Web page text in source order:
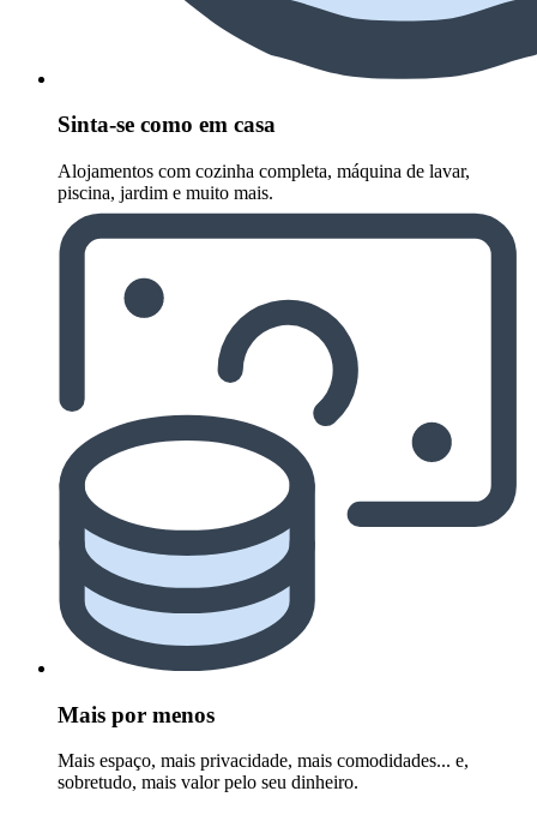
Sinta-se como em casa
Alojamentos com cozinha completa, máquina de lavar,
piscina, jardim e muito mais.
Mais por menos
Mais espaço, mais privacidade, mais comodidades... e,
sobretudo, mais valor pelo seu dinheiro.